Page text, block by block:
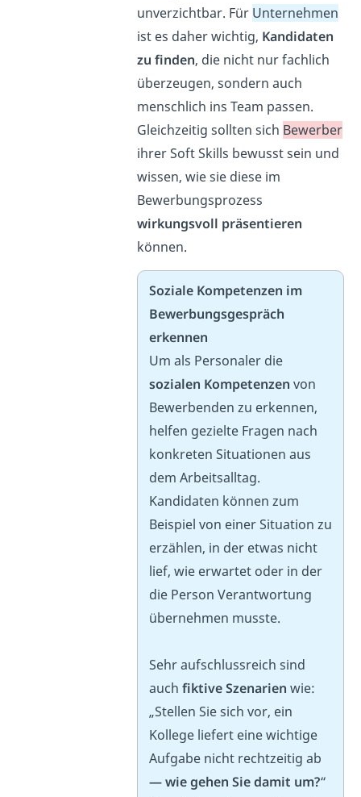
unverzichtbar. Für Unternehmen
ist es daher wichtig, Kandidaten
zu finden, die nicht nur fachlich
überzeugen, sondern auch
menschlich ins Team passen.
Gleichzeitig sollten sich Bewerber
ihrer Soft Skills bewusst sein und
wissen, wie sie diese im
Bewerbungsprozess
wirkungsvoll präsentieren
können.
Soziale Kompetenzen im
Bewerbungsgespräch
erkennen
Um als Personaler die
sozialen Kompetenzen von
Bewerbenden zu erkennen,
helfen gezielte Fragen nach
konkreten Situationen aus
dem Arbeitsalltag.
Kandidaten können zum
Beispiel von einer Situation zu
erzählen, in der etwas nicht
lief, wie erwartet oder in der
die Person Verantwortung
übernehmen musste.
Sehr aufschlussreich sind
auchfiktive Szenarien wie:
„Stellen Sie sich vor, ein
Kollege liefert eine wichtige
Aufgabe nicht rechtzeitig ab
— wie gehen Sie damit um?“